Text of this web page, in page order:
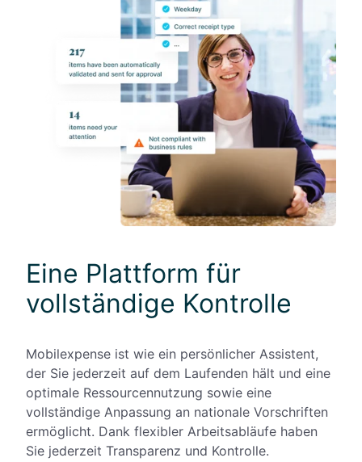
Eine Plattform für
vollständige Kontrolle
Mobilexpense ist wie ein persönlicher Assistent,
der Sie jederzeit auf dem Laufenden hält und eine
optimale Ressourcennutzung sowie eine
vollständige Anpassung an nationale Vorschriften
ermöglicht. Dank flexibler Arbeitsabläufe haben
Sie jederzeit Transparenz und Kontrolle.